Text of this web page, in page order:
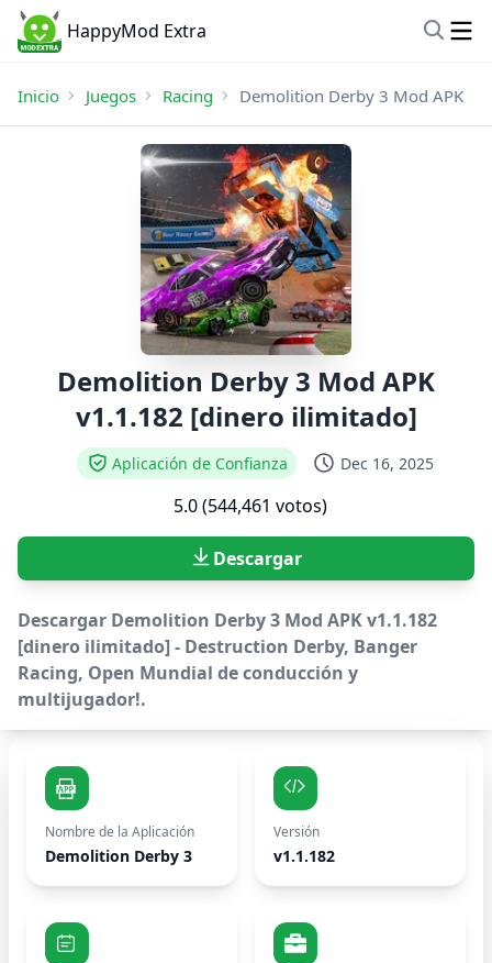
HappyMod Extra
Inicio Juegos Racing Demolition Derby 3 Mod APK
Demolition Derby 3 Mod APK
v1.1.182 [dinero ilimitado]
Aplicación de Confianza Dec 16, 2025
5.0 (544,461 votos)
Descargar
Descargar Demolition Derby 3 Mod APK v1.1.182
[dinero ilimitado] - Destruction Derby, Banger
Racing, Open Mundial de conducción y
multijugador!.
Nombre de la Aplicación
Demolition Derby 3
Versión
v1.1.182